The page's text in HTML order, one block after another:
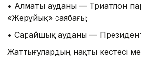
• Алматы ауданы — Триатлон
«Жерұйық» саябағы;
• Сарайшық ауданы —
Жаттығулардың нақты кестесі